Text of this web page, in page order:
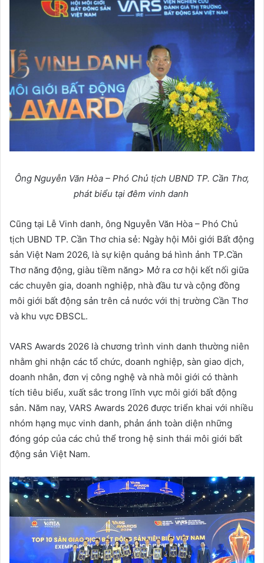
Ông Nguyễn Văn Hòa – Phó Chủ tịch UBND TP. Cần Thơ,
phát biểu tại đêm vinh danh
Cũng tại Lễ Vinh danh, ông Nguyễn Văn Hòa – Phó Chủ
tịch UBND TP. Cần Thơ chia sẻ: Ngày hội Môi giới Bất động
sản Việt Nam 2026, là sự kiện quảng bá hình ảnh TP.Cần
Thơ năng động, giàu tiềm năng> Mở ra cơ hội kết nối giữa
các chuyên gia, doanh nghiệp, nhà đầu tư và cộng đồng
môi giới bất động sản trên cả nước với thị trường Cần Thơ
và khu vực ĐBSCL.
VARS Awards 2026 là chương trình vinh danh thường niên
nhằm ghi nhận các tổ chức, doanh nghiệp, sàn giao dịch,
doanh nhân, đơn vị công nghệ và nhà môi giới có thành
tích tiêu biểu, xuất sắc trong lĩnh vực môi giới bất động
sản. Năm nay, VARS Awards 2026 được triển khai với nhiều
nhóm hạng mục vinh danh, phản ánh toàn diện những
đóng góp của các chủ thể trong hệ sinh thái môi giới bất
động sản Việt Nam.